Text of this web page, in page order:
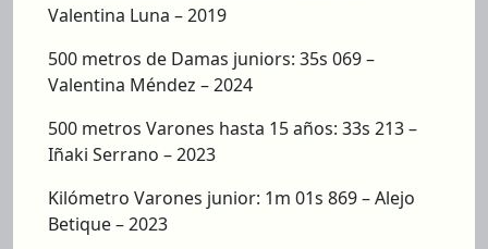
Valentina Luna – 2019
500 metros de Damas juniors: 35s 069 –
Valentina Méndez – 2024
500 metros Varones hasta 15 años: 33s 213 –
Iñaki Serrano – 2023
Kilómetro Varones junior: 1m 01s 869 – Alejo
Betique – 2023